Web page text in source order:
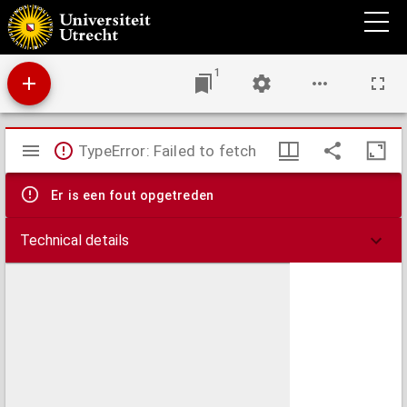
Amplissimae regionis Mississipi seu provinciae Ludovicianae, a r.p. Ludovico Hennepin
francise miss. in America septentrionali anno 1687 detectae, nunc Gallorum coloniis et
actionum negotiis orbe celeberrimae nova tabula
1
Mirador
viewer
TypeError: Failed to fetch
Er is een fout opgetreden
Technical details